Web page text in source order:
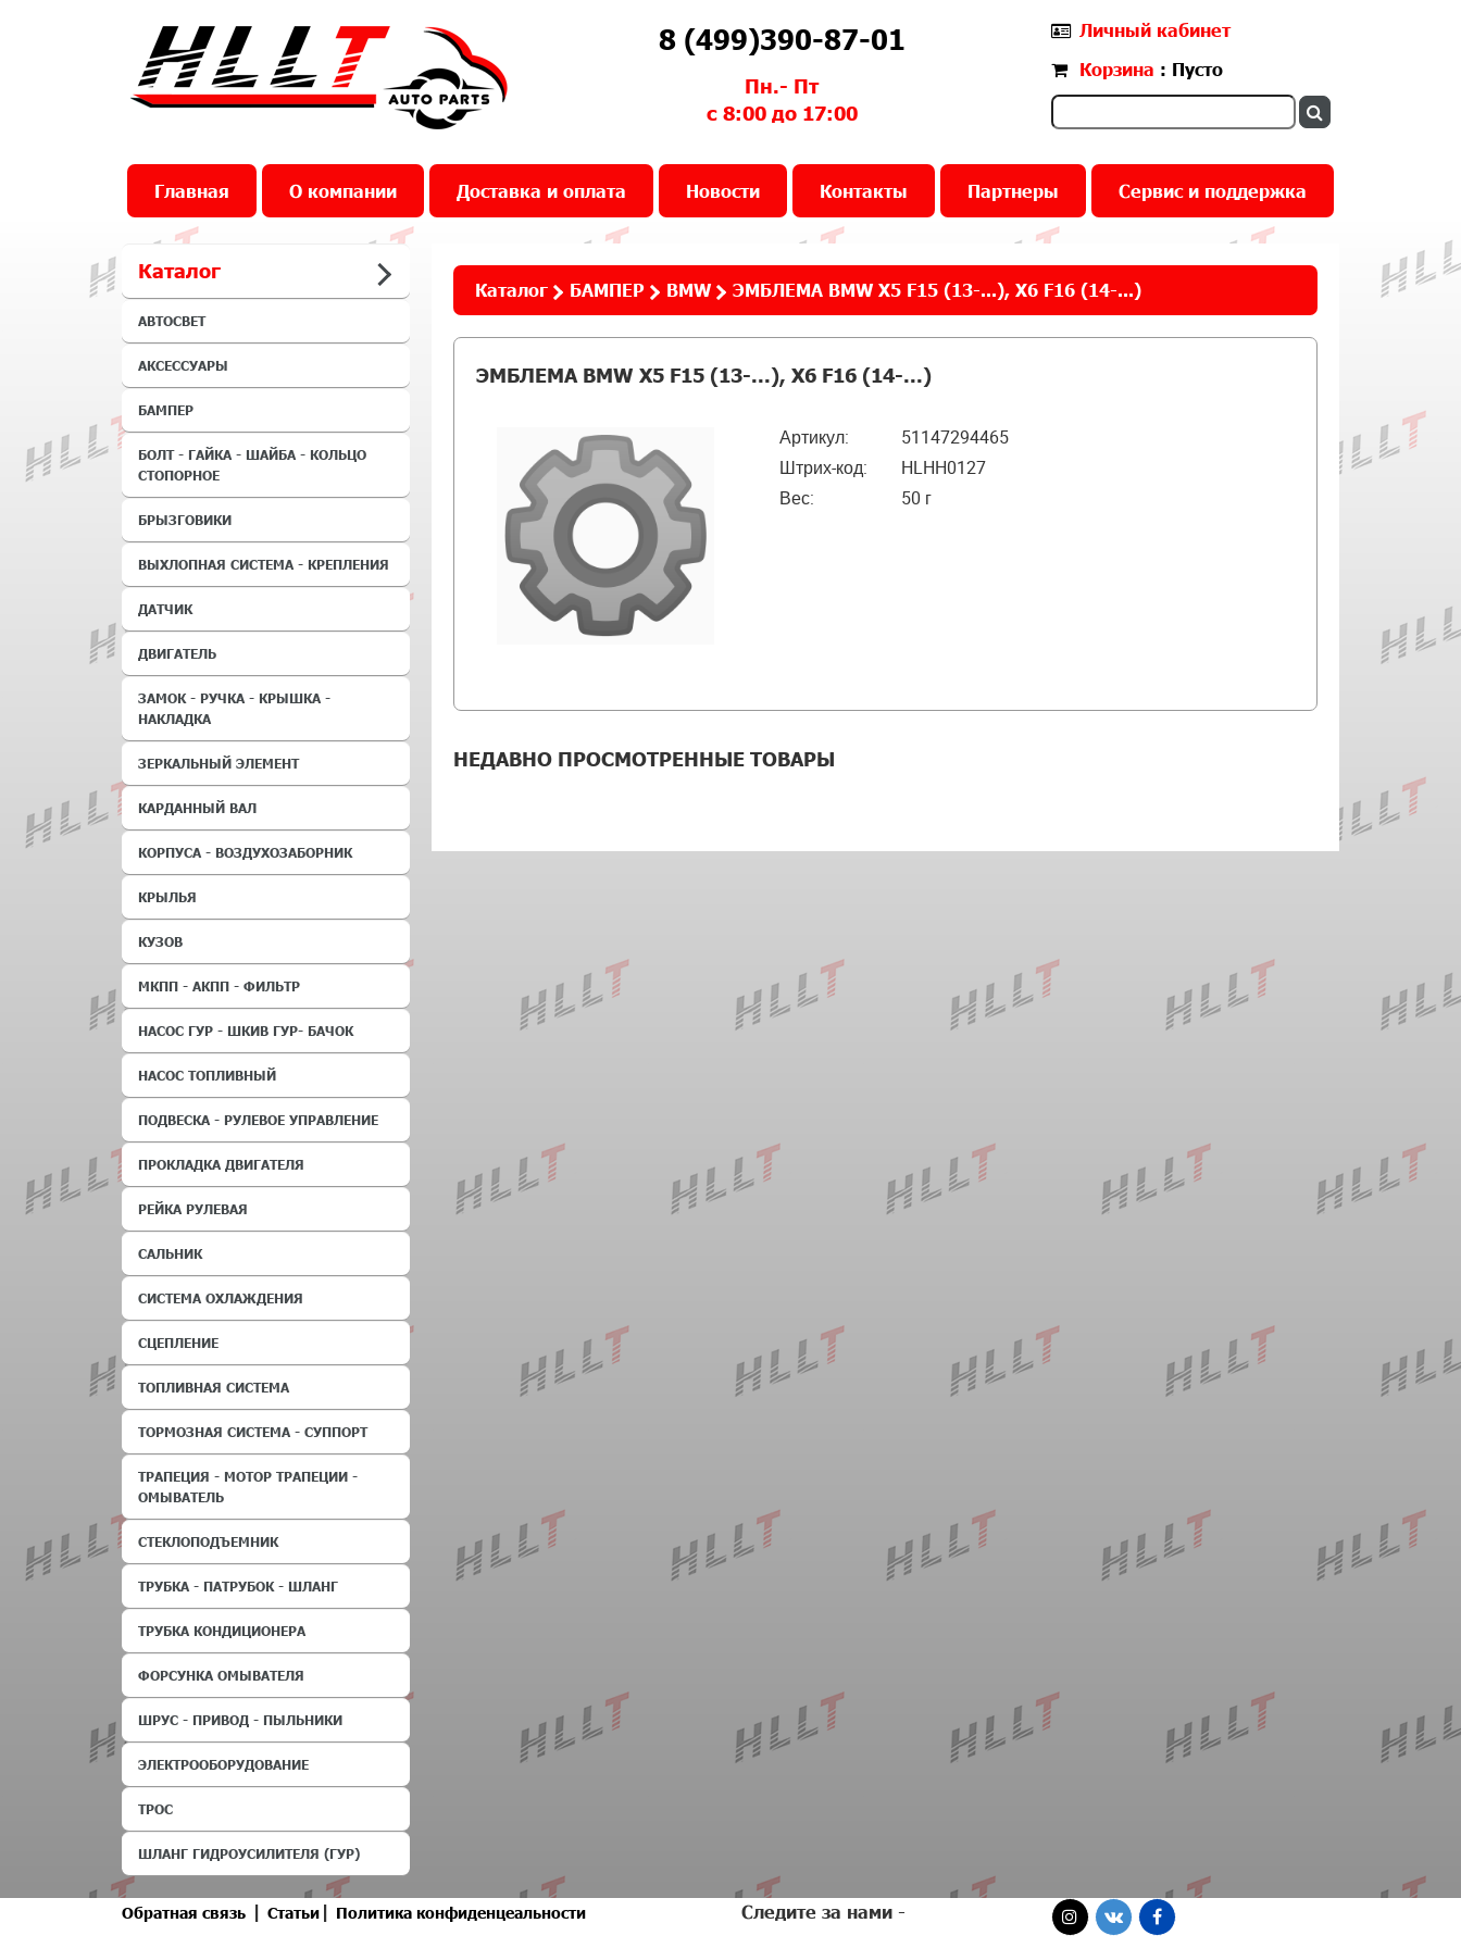
8 (499)390-87-01
Пн.- Пт
с 8:00 до 17:00
Личный кабинет
Корзина : Пусто
Главная О компании Доставка и оплата Новости Контакты Партнеры Сервис и поддержка
Каталог
АВТОСВЕТ
АКСЕССУАРЫ
БАМПЕР
БОЛТ - ГАЙКА - ШАЙБА - КОЛЬЦО
СТОПОРНОЕ
БРЫЗГОВИКИ
ВЫХЛОПНАЯ СИСТЕМА - КРЕПЛЕНИЯ
ДАТЧИК
ДВИГАТЕЛЬ
ЗАМОК - РУЧКА - КРЫШКА -
НАКЛАДКА
ЗЕРКАЛЬНЫЙ ЭЛЕМЕНТ
КАРДАННЫЙ ВАЛ
КОРПУСА - ВОЗДУХОЗАБОРНИК
КРЫЛЬЯ
КУЗОВ
МКПП - АКПП - ФИЛЬТР
НАСОС ГУР - ШКИВ ГУР- БАЧОК
НАСОС ТОПЛИВНЫЙ
ПОДВЕСКА - РУЛЕВОЕ УПРАВЛЕНИЕ
ПРОКЛАДКА ДВИГАТЕЛЯ
РЕЙКА РУЛЕВАЯ
САЛЬНИК
СИСТЕМА ОХЛАЖДЕНИЯ
СЦЕПЛЕНИЕ
ТОПЛИВНАЯ СИСТЕМА
ТОРМОЗНАЯ СИСТЕМА - СУППОРТ
ТРАПЕЦИЯ - МОТОР ТРАПЕЦИИ -
ОМЫВАТЕЛЬ
СТЕКЛОПОДЪЕМНИК
ТРУБКА - ПАТРУБОК - ШЛАНГ
ТРУБКА КОНДИЦИОНЕРА
ФОРСУНКА ОМЫВАТЕЛЯ
ШРУС - ПРИВОД - ПЫЛЬНИКИ
ЭЛЕКТРООБОРУДОВАНИЕ
ТРОС
ШЛАНГ ГИДРОУСИЛИТЕЛЯ (ГУР)
Каталог БАМПЕР BMW ЭМБЛЕМА BMW X5 F15 (13-...), X6 F16 (14-...)
ЭМБЛЕМА BMW X5 F15 (13-...), X6 F16 (14-...)
Артикул:
51147294465
Штрих-код:
HLHH0127
Вес:
50 г
НЕДАВНО ПРОСМОТРЕННЫЕ ТОВАРЫ
Обратная связь | Статьи | Политика конфиденцеальности Следите за нами -